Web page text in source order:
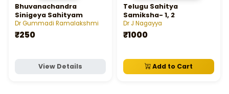
Bhuvanachandra
Sinigeya Sahityam
Dr Gummadi Ramalakshmi
₹250
View Details
Telugu Sahitya
Samiksha- 1, 2
Dr J Nagayya
₹1000
Add to Cart